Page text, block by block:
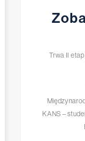
Trwa II
KANS –